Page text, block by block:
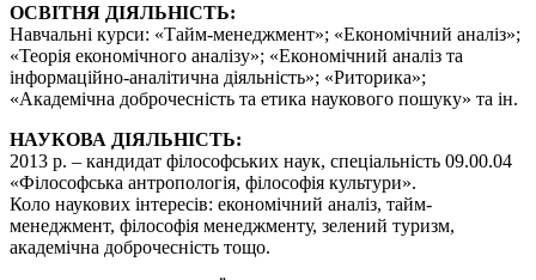
ОСВІТНЯ ДІЯЛЬНІСТЬ:
Навчальні курси: «Тайм-менеджмент»; «Економічний аналіз»;
«Теорія економічного аналізу»; «Економічний аналіз та
інформаційно-аналітична діяльність»; «Риторика»;
«Академічна доброчесність та етика наукового пошуку» та ін.
НАУКОВА ДІЯЛЬНІСТЬ:
2013 р. – кандидат філософських наук, спеціальність 09.00.04
«Філософська антропологія, філософія культури».
Коло наукових інтересів: економічний аналіз, тайм-
менеджмент, філософія менеджменту, зелений туризм,
академічна доброчесність тощо.